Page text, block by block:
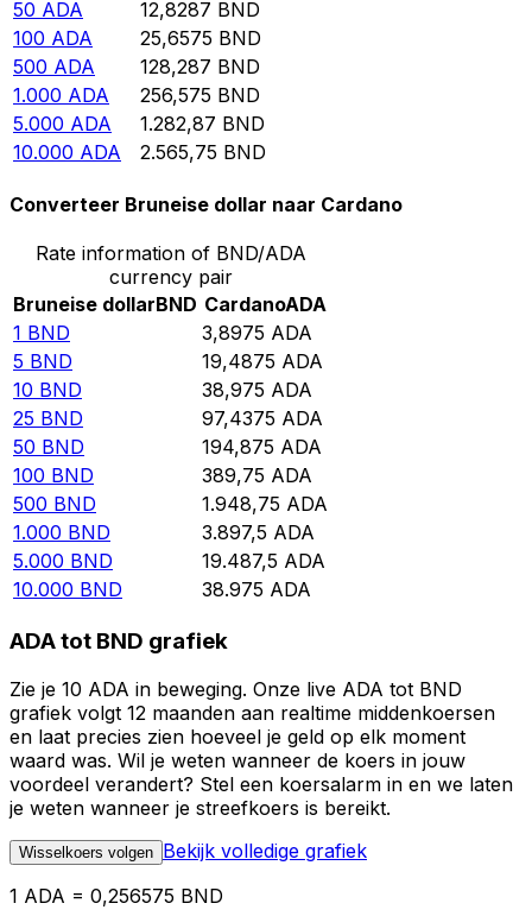
50 ADA 12,8287 BND
100 ADA 25,6575 BND
500 ADA 128,287 BND
1.000 ADA 256,575 BND
5.000 ADA 1.282,87 BND
10.000 ADA 2.565,75 BND
Converteer Bruneise dollar naar Cardano
Rate information of BND/ADA
currency pair
Bruneise dollarBND CardanoADA
1 BND 3,8975 ADA
5 BND 19,4875 ADA
10 BND 38,975 ADA
25 BND 97,4375 ADA
50 BND 194,875 ADA
100 BND 389,75 ADA
500 BND 1.948,75 ADA
1.000 BND 3.897,5 ADA
5.000 BND 19.487,5 ADA
10.000 BND 38.975 ADA
ADA tot BND grafiek
Zie je 10 ADA in beweging. Onze live ADA tot BND
grafiek volgt 12 maanden aan realtime middenkoersen
en laat precies zien hoeveel je geld op elk moment
waard was. Wil je weten wanneer de koers in jouw
voordeel verandert? Stel een koersalarm in en we laten
je weten wanneer je streefkoers is bereikt.
Wisselkoers volgen Bekijk volledige grafiek
1 ADA = 0,256575 BND